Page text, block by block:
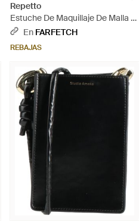
Repetto
Estuche De Maquillaje De Malla -
RosaEn FARFETCH
REBAJAS